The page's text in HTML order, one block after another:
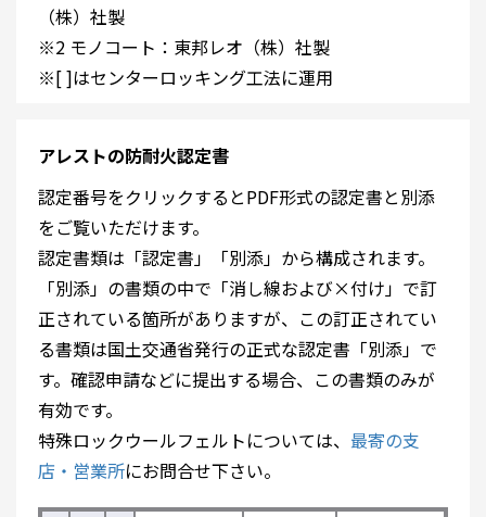
（株）社製
※2 モノコート：東邦レオ（株）社製
※[ ]はセンターロッキング工法に運用
アレストの防耐火認定書
認定番号をクリックするとPDF形式の認定書と別添
をご覧いただけます。
認定書類は「認定書」「別添」から構成されます。
「別添」の書類の中で「消し線および×付け」で訂
正されている箇所がありますが、この訂正されてい
る書類は国土交通省発行の正式な認定書「別添」で
す。確認申請などに提出する場合、この書類のみが
有効です。
特殊ロックウールフェルトについては、 最寄の支
店・営業所にお問合せ下さい。